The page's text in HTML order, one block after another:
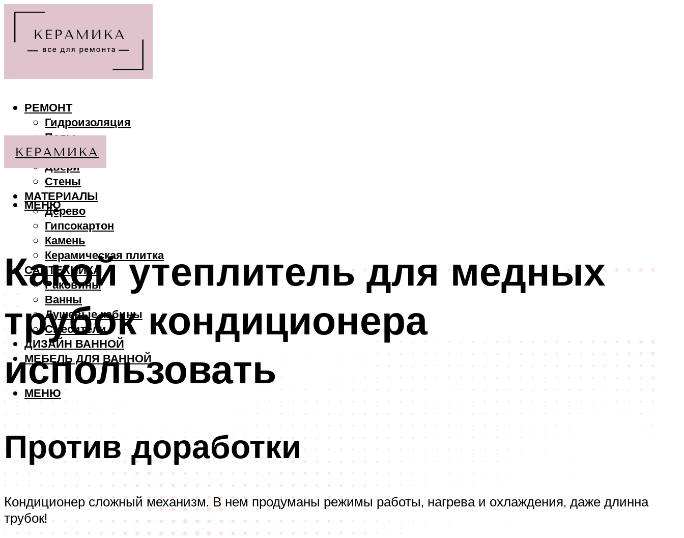
РЕМОНТ
Гидроизоляция
Полы
Потолки
Двери
Стены
МАТЕРИАЛЫ
Дерево
Гипсокартон
Камень
Керамическая плитка
САНТЕХНИКА
Раковины
Ванны
Душевые кабины
Смесители
ДИЗАЙН ВАННОЙ
МЕБЕЛЬ ДЛЯ ВАННОЙ
МЕНЮ
МЕНЮ
Какой утеплитель для медных
трубок кондиционера
использовать
Против доработки
Кондиционер сложный механизм. В нем продуманы режимы работы, нагрева и охлаждения, даже длинна
трубок!